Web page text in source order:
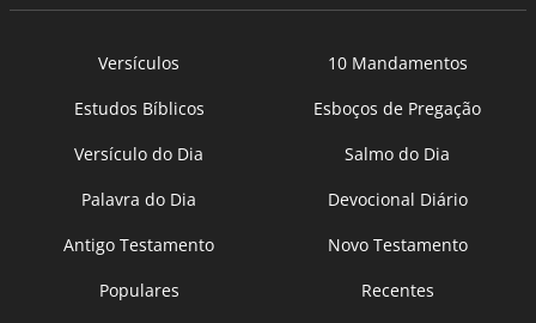
Versículos
10 Mandamentos
Estudos Bíblicos
Esboços de Pregação
Versículo do Dia
Salmo do Dia
Palavra do Dia
Devocional Diário
Antigo Testamento
Novo Testamento
Populares
Recentes